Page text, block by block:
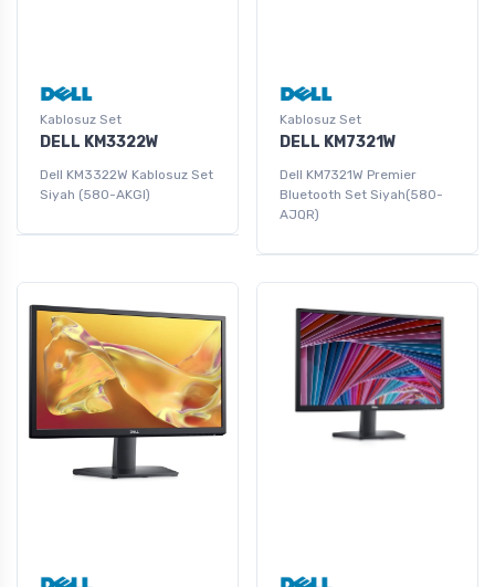
Kablosuz Set
DELL KM3322W
Dell KM3322W Kablosuz Set
Siyah (580-AKGI)
Kablosuz Set
DELL KM7321W
Dell KM7321W Premier
Bluetooth Set Siyah(580-
AJQR)